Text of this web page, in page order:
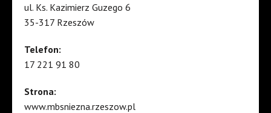
ul. Ks. Kazimierz Guzego 6
35-317 Rzeszów
Telefon:
17 221 91 80
Strona:
www.mbsniezna.rzeszow.pl